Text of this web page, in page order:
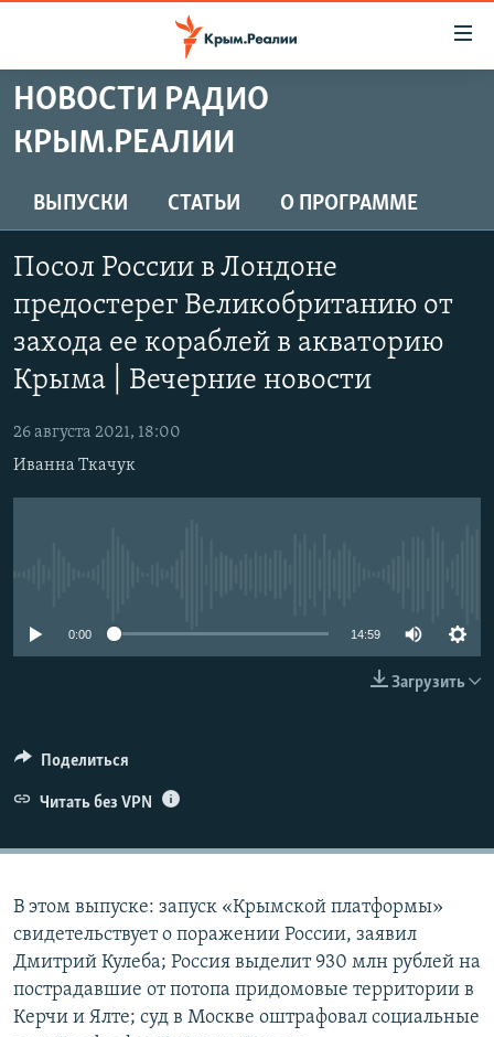
Вернуться
основному
Вернутся
к
главной
навигации
Вернутся
поиску
СПЕЦПРОЕКТЫ
ГРУЗ 200
11 ЛЕТ ОККУПАЦИИ КРЫМА. 11 ИСТОРИЙ СОПРОТИВЛЕНИЯ
ВОДА
ИСТОРИЯ
ЕЩЕ
ИНТЕРАКТИВ
ИНФОГРАФИКА
ТЕЛЕПРОЕКТ КРЫМ.РЕАЛИИ
СОВЕТЫ ПРАВОЗАЩИТНИКОВ
ПРОПАВШИЕ БЕЗ ВЕСТИ
УКРАИНСКАЯ ПРОБЛЕМА КРЫМА
РАДІО СВОБОДА
КАК ОБОЙТИ БЛОКИРОВКУ
Qırımtatar
Все сайты RFE/RL
НОВОСТИ РАДИО
КРЫМ.РЕАЛИИ
ВЫПУСКИ СТАТЬИ О ПРОГРАММЕ
Посол России в Лондоне
предостерег Великобританию от
захода ее кораблей в акваторию
Крыма | Вечерние новости
26 августа 2021, 18:00
Иванна Ткачук
0:00 14:59
Загрузить
Поделиться
Читать без VPN
В этом выпуске: запуск «Крымской платформы»
свидетельствует о поражении России, заявил
Дмитрий Кулеба; Россия выделит 930 млн рублей на
пострадавшие от потопа придомовые территории в
Керчи и Ялте; суд в Москве оштрафовал социальные